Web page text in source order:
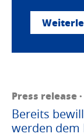
Press release ·
Bereits
werden